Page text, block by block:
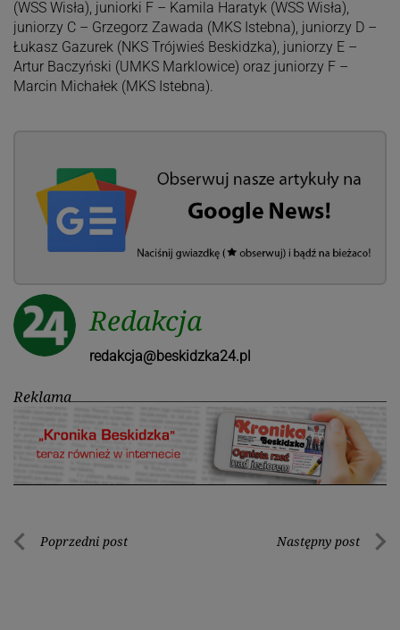
(WSS Wisła), juniorki F – Kamila Haratyk (WSS Wisła),
juniorzy C – Grzegorz Zawada (MKS Istebna), juniorzy D –
Łukasz Gazurek (NKS Trójwieś Beskidzka), juniorzy E –
Artur Baczyński (UMKS Marklowice) oraz juniorzy F –
Marcin Michałek (MKS Istebna).
Redakcja
redakcja@beskidzka24.pl
Reklama
Nawigacja
Poprzedni post Następny post